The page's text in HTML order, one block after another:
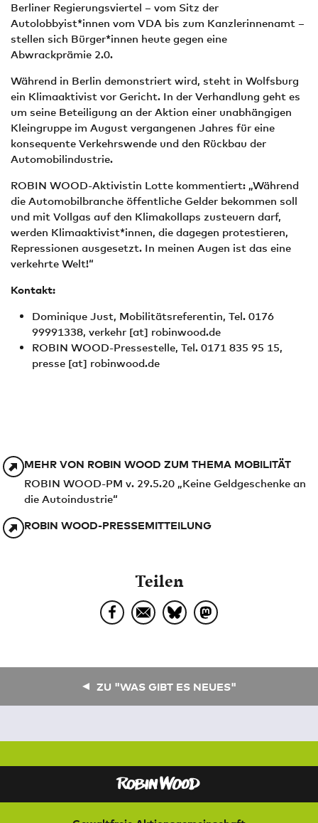
Berliner Regierungsviertel – vom Sitz der
Autolobbyist*innen vom VDA bis zum Kanzlerinnenamt –
stellen sich Bürger*innen heute gegen eine
Abwrackprämie 2.0.
Während in Berlin demonstriert wird, steht in Wolfsburg
ein Klimaaktivist vor Gericht. In der Verhandlung geht es
um seine Beteiligung an der Aktion einer unabhängigen
Kleingruppe im August vergangenen Jahres für eine
konsequente Verkehrswende und den Rückbau der
Automobilindustrie.
ROBIN WOOD-Aktivistin Lotte kommentiert: „Während
die Automobilbranche öffentliche Gelder bekommen soll
und mit Vollgas auf den Klimakollaps zusteuern darf,
werden Klimaaktivist*innen, die dagegen protestieren,
Repressionen ausgesetzt. In meinen Augen ist das eine
verkehrte Welt!“
Kontakt:
Dominique Just, Mobilitätsreferentin, Tel. 0176
99991338, verkehr [at] robinwood.de
ROBIN WOOD-Pressestelle, Tel. 0171 835 95 15,
presse [at] robinwood.de
MEHR VON ROBIN WOOD ZUM THEMA MOBILITÄT
ROBIN WOOD-PM v. 29.5.20 „Keine Geldgeschenke an
die Autoindustrie“
ROBIN WOOD-PRESSEMITTEILUNG
Teilen
ZU "WAS GIBT ES NEUES"